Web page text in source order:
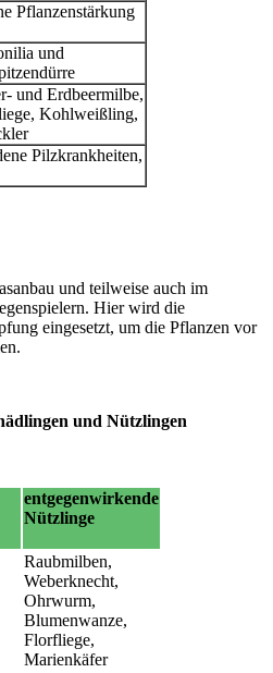
Pflanzenstärkung
und
und Erdbeermilbe,
Kohlweißling,
Pilzkrankheiten,
und teilweise auch im
Hier wird die
eingesetzt, um die Pflanzen vor
und Nützlingen
entgegenwirkende
Nützlinge
Raubmilben,
Weberknecht,
Ohrwurm,
Blumenwanze,
Florfliege,
Marienkäfer